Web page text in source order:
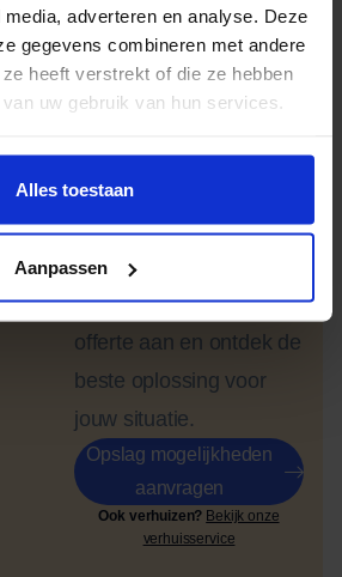
adverteren en analyse. Deze
gegevens combineren met andere
heeft verstrekt of die ze hebben
uw gebruik van hun services.
Alles toestaan
Aanpassen
Vandaag nog
geregeld,
zonder
zorgen.
Wil je direct een
opslagruimte regelen?
Vraag vrijblijvend een
offerte aan en ontdek de
beste oplossing voor
jouw situatie.
Opslag mogelijkheden
aanvragen
Ook verhuizen? Bekijk onze
verhuisservice